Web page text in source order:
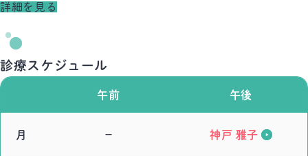
詳細を見る
診療スケジュール
午前 午後
月 － 神戸 雅子